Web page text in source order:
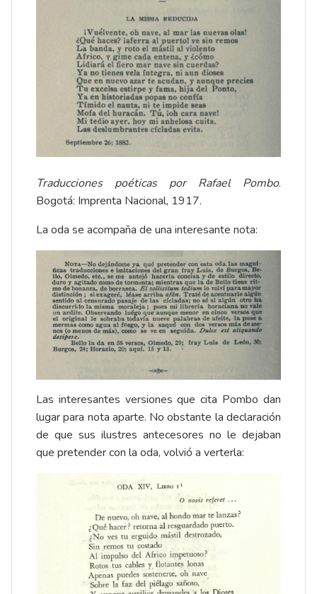
Traducciones poéticas por Rafael Pombo.
Bogotá: Imprenta Nacional, 1917.
La oda se acompaña de una interesante nota:
Las interesantes versiones que cita Pombo dan
lugar para nota aparte. No obstante la declaración
de que sus ilustres antecesores no le dejaban
que pretender con la oda, volvió a verterla: